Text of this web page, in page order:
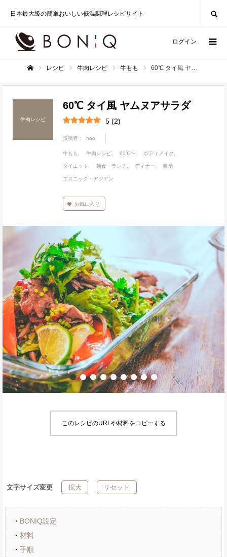
日本最大級の簡単おいしい低温調理レシピサイト
ログイン
レシピ 牛肉レシピ 牛もも 60℃ タイ風 ヤムヌアサラダ
牛肉レシピ
60℃ タイ風 ヤムヌアサラダ
5 (2)
投稿者 : nao
牛もも 牛肉レシピ 60℃〜 ボディメイク
ダイエット 朝食・ランチ ディナー 晩酌
エスニック・アジアン
お気に入り
このレシピのURLや材料をコピーする
文字サイズ変更 拡大 リセット
・ BONIQ設定
・ 材料
・ 手順